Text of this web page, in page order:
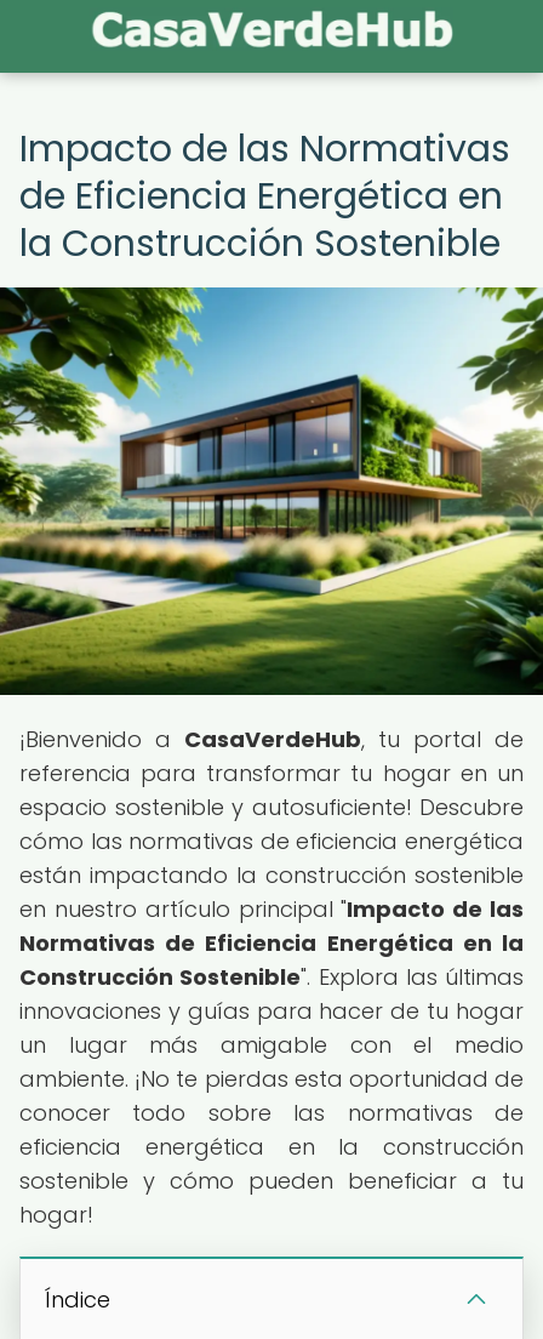
Impacto de las Normativas
de Eficiencia Energética en
la Construcción Sostenible
¡Bienvenido a CasaVerdeHub, tu portal de
referencia para transformar tu hogar en un
espacio sostenible y autosuficiente! Descubre
cómo las normativas de eficiencia energética
están impactando la construcción sostenible
en nuestro artículo principal "Impacto de las
Normativas de Eficiencia Energética en la
Construcción Sostenible". Explora las últimas
innovaciones y guías para hacer de tu hogar
un lugar más amigable con el medio
ambiente. ¡No te pierdas esta oportunidad de
conocer todo sobre las normativas de
eficiencia energética en la construcción
sostenible y cómo pueden beneficiar a tu
hogar!
Índice